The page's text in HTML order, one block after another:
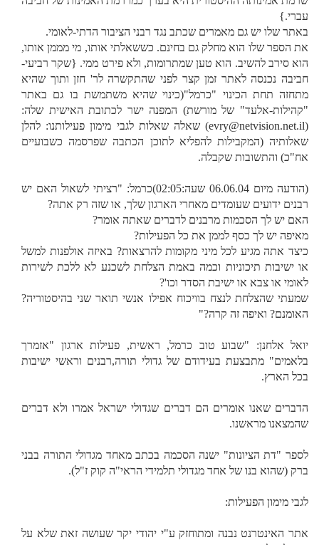
עברי.}
באתר שלו יש גם מאמרים שכתב נגד רבני הציבור הדתי-לאומי.
את הספר שלו הוא מחלק גם בחינם. כששאלתי אותו, מי מממן אותו,
הוא סירב להשיב. הוא טען שמתרומות, ולא פירט ממי. {שקר רביעי-
חביבה נכנסה לאתר זמן קצר לפני שהתקשרה לר' חזן ותוך שהיא
מתחזה תחת הכינוי "כרמל"(כינוי שהיא משתמשת בו גם באתר
"קהילות-אלעד" של מורשת) המפנה ישר לכתובת האישית שלה:
(evry@netvision.net.il) שאלה שאלות לגבי מימון פעילותנו: להלן
שאלותיה (המקבילות להפליא לתוכן הכתבה שפרסמה כשבועיים
אח"כ) והתשובות שקבלה.
(הודעה מיום 06.06.04 שעה:02:05)כרמל: "רציתי לשאול האם יש
רבנים ידועים שעומדים מאחרי הארגון שלך, או שזה רק אתה?
האם יש לך הסכמות מרבנים לדברים שאתה אומר?
מאיפה יש לך כסף לממן את כל הפעילות?
כיצד אתה מגיע לכל מיני מקומות להרצאות? באיזה אולפנות למשל
או ישיבות תיכוניות וכמה באמת הצלחת לשכנע לא ללכת לשירות
לאומי או צבא או ישיבת הסדר וכו'?
שמעתי שהצלחת לנצח בוויכוח אפילו אנשי תואר שני בהיסטוריה?
האומנם? ואיפה זה קרה?"
יואל אלחנן: "שבוע טוב כרמל, ראשית, פעילות ארגון "אזמרך
בלאמים" מתבצעת בעידודם של גדולי תורה,רבנים וראשי ישיבות
בכל הארץ.
הדברים שאנו אומרים הם דברים שגדולי ישראל אמרו ולא דברים
שהמצאנו מראשנו.
לספר "דת הציונות" ישנה הסכמה בכתב מאחד מגדולי התורה בבני
ברק (שהוא בנו של אחד מגדולי תלמידי הראי"ה קוק ז"ל).
לגבי מימון הפעילות:
אתר האינטרנט נבנה ומתוחזק ע"י יהודי יקר שעושה זאת שלא על